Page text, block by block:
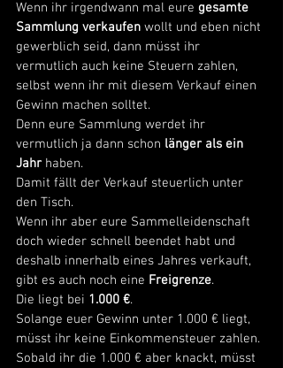
Wenn ihr irgendwann mal eure gesamte
Sammlung verkaufen wollt und eben nicht
gewerblich seid, dann müsst ihr
vermutlich auch keine Steuern zahlen,
selbst wenn ihr mit diesem Verkauf einen
Gewinn machen solltet.
Denn eure Sammlung werdet ihr
vermutlich ja dann schon länger als ein
Jahr haben.
Damit fällt der Verkauf steuerlich unter
den Tisch.
Wenn ihr aber eure Sammelleidenschaft
doch wieder schnell beendet habt und
deshalb innerhalb eines Jahres verkauft,
gibt es auch noch eine Freigrenze.
Die liegt bei 1.000 €.
Solange euer Gewinn unter 1.000 € liegt,
müsst ihr keine Einkommensteuer zahlen.
Sobald ihr die 1.000 € aber knackt, müsst